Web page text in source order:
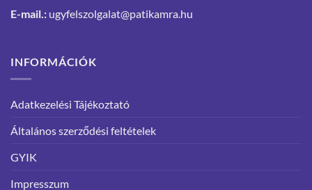
E-mail.: ugyfelszolgalat@patikamra.hu
INFORMÁCIÓK
Adatkezelési Tájékoztató
Általános szerződési feltételek
GYIK
Impresszum